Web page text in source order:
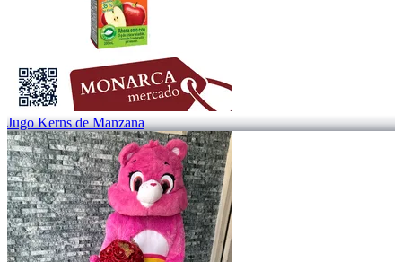
Jugo Kerns de Manzana